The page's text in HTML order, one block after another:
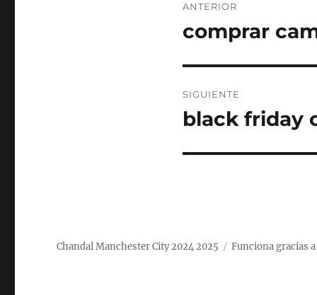
de
ANTERIOR
Entrada
comprar
SIGUIENTE
Entrada
black friday
Chandal Manchester City 2024 2025 Funciona gracias